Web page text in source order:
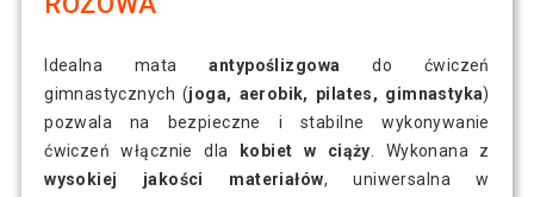
Idealna mataantypoślizgowado ćwiczeń
gimnastycznych (joga, aerobik, pilates, gimnastyka)
pozwala na bezpieczne i stabilne wykonywanie
ćwiczeń włącznie dla
kobiet w ciąży. Wykonana z
wysokiej jakości materiałów, uniwersalna w